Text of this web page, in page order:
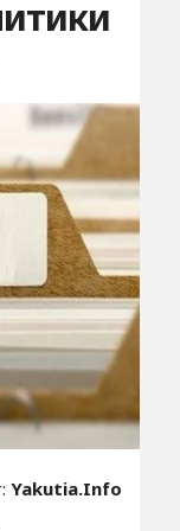
Yakutia.Info